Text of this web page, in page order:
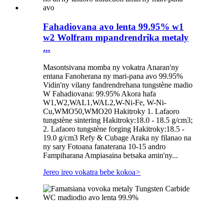
Fahadiovana avo lenta 99.95% w1
w2 Wolfram mpandrendrika metaly
...
Masontsivana momba ny vokatra Anaran'ny
entana Fanoherana ny mari-pana avo 99.95%
Vidin'ny vilany fandrendrehana tungstène madio
W Fahadiovana: 99.95% Akora hafa
W1,W2,WAL1,WAL2,W-Ni-Fe, W-Ni-
Cu,WMO50,WMO20 Hakitroky 1. Lafaoro
tungstène sintering Hakitroky:18.0 - 18.5 g/cm3;
2. Lafaoro tungstène forging Hakitroky:18.5 -
19.0 g/cm3 Refy & Cubage Araka ny filanao na
ny sary Fotoana fanaterana 10-15 andro
Fampiharana Ampiasaina betsaka amin'ny...
Jereo ireo vokatra bebe kokoa>